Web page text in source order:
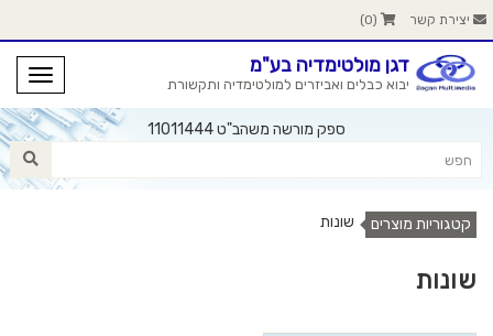
יצירת קשר (
0
)
דגן מולטימדיה בע"מ
יבוא כבלים ואביזרים למולטימדיה ותקשורת
ספק מורשה משהב"ט 11011444
קטגוריות מוצרים שונות
שונות